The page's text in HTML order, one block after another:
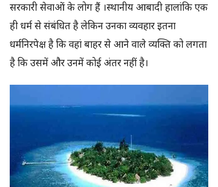
सरकारी सेवाओं के लोग हैं ।स्थानीय आबादी हालांकि एक
ही धर्म से संबंधित है लेकिन उनका व्यवहार इतना
धर्मनिरपेक्ष है कि वहां बाहर से आने वाले व्यक्ति को लगता
है कि उसमें और उनमें कोई अंतर नहीं है।